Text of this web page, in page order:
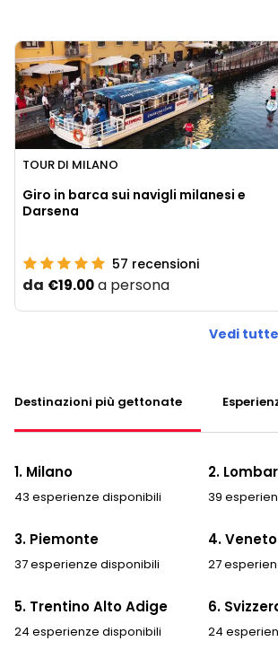
TOUR DI MILANO
Giro in barca sui navigli milanesi e
Darsena
57 recensioni
da €19.00a persona
Vedi
Destinazioni più gettonate
1. Milano
43 esperienze disponibili
2.
39
3. Piemonte
37 esperienze disponibili
4. Veneto
27
5. Trentino Alto Adige
24 esperienze disponibili
6.
24